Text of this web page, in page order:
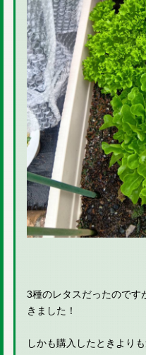
3種のレタスだったのです
きました！
しかも購入したときより